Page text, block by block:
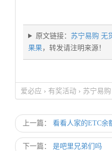
原文链接： 苏宁易购 无
果果，转发请注明来源！
爱必应 › 有奖活动 › 苏宁易
上一篇： 看看人家的ETC余
下一篇： 是吧里兄弟们吗